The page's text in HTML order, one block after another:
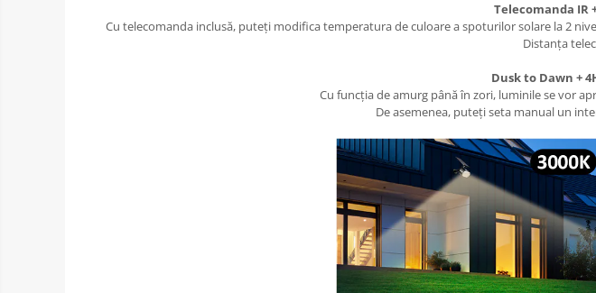
Telecomanda IR
Cu telecomanda inclusă, puteți modifica temperatura de culoare a spoturilor solare la 2
Distanța
Dusk to Dawn +
Cu funcția de amurg până în zori, luminile se vor
De asemenea, puteți seta manual un